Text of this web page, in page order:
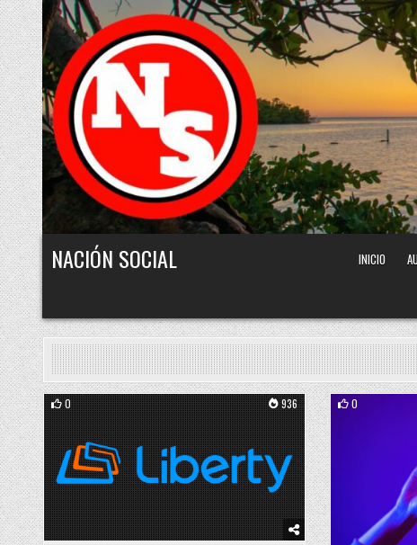
Skip to content
NACIÓN SOCIAL INICIO
0 936
Posted in
0